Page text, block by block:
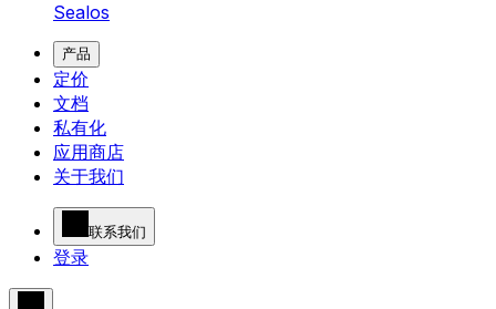
Sealos
产品
定价
文档
私有化
应用商店
关于我们
联系我们
登录